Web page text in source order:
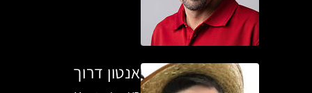
אנטון דרוך